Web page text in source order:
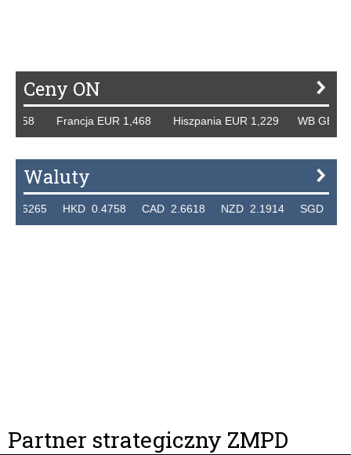
Ceny ON
Francja EUR 1,468 Hiszpania EUR 1,229 WB GBP
Waluty
HKD 0.4758 CAD 2.6618 NZD 2.1914 SGD
Partner strategiczny ZMPD